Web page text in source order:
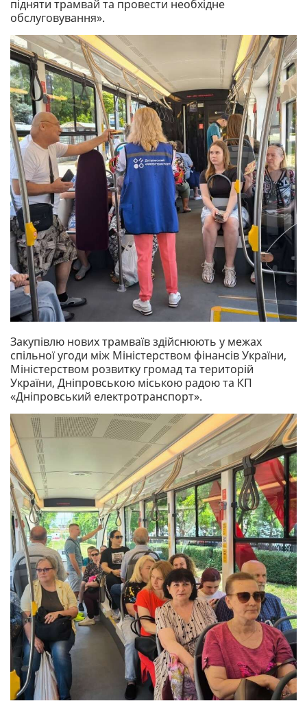
підняти трамвай та провести необхідне
обслуговування».
Закупівлю нових трамваїв здійснюють у межах
спільної угоди між Міністерством фінансів України,
Міністерством розвитку громад та територій
України, Дніпровською міською радою та КП
«Дніпровський електротранспорт».